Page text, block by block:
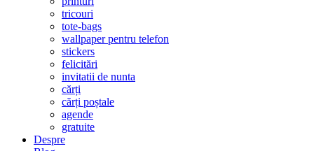
tricouri
tote-bags
wallpaper pentru telefon
stickers
felicitări
invitatii de nunta
cărți
cărți poștale
agende
gratuite
Despre